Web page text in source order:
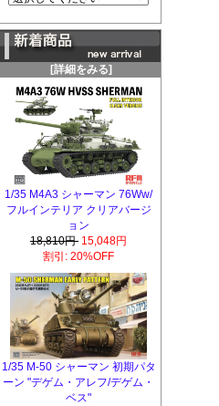
[詳細をみる]
1/35 M4A3 シャーマン 76Ww/
フルインテリア クリアバージ
ョン
18,810円 15,048円
割引: 20%OFF
1/35 M-50 シャーマン 初期パタ
ーン "デゲム・アレフ/デゲム・
ベス"